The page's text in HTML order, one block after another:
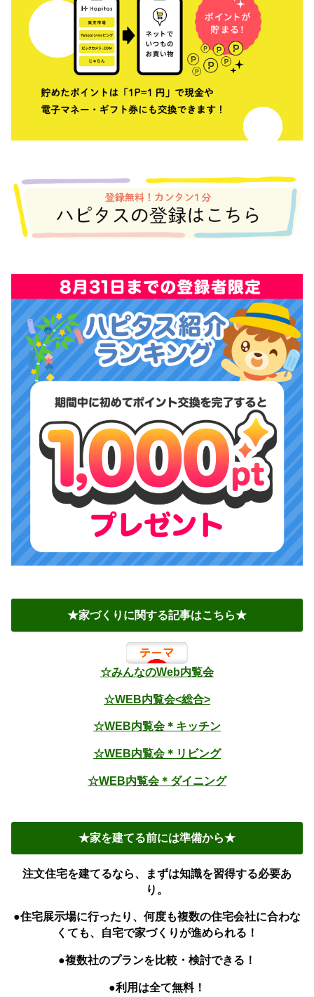
★家づくりに関する記事はこちら★
☆みんなのWeb内覧会
☆WEB内覧会<総合>
☆WEB内覧会＊キッチン
☆WEB内覧会＊リビング
☆WEB内覧会＊ダイニング
★家を建てる前には準備から★
注文住宅を建てるなら、まずは知識を習得する必要あ
り。
●住宅展示場に行ったり、何度も複数の住宅会社に合わな
くても、自宅で家づくりが進められる！
●複数社のプランを比較・検討できる！
●利用は全て無料！